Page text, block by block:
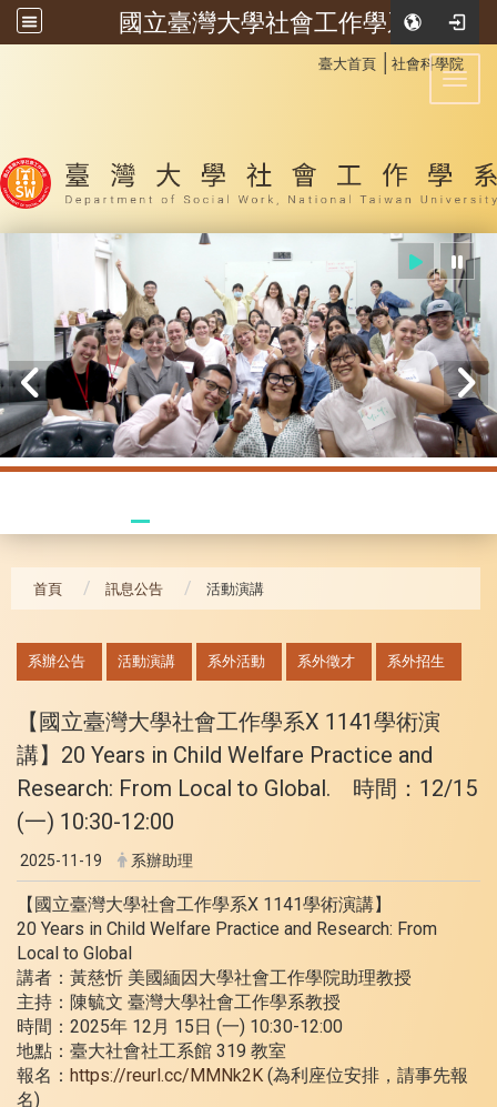
國立臺灣大學社會工作學系
臺大首頁 社會科學院
首頁 訊息公告 活動演講
系辦公告 活動演講 系外活動 系外徵才 系外招生
【國立臺灣大學社會工作學系X 1141學術演
講】20 Years in Child Welfare Practice and
Research: From Local to Global. 時間：12/15
(一) 10:30-12:00
2025-11-19 系辦助理
【國立臺灣大學社會工作學系X 1141學術演講】
20 Years in Child Welfare Practice and Research: From
Local to Global
講者：黃慈忻 美國緬因大學社會工作學院助理教授
主持：陳毓文 臺灣大學社會工作學系教授
時間：2025年 12月 15日 (一) 10:30-12:00
地點：臺大社會社工系館 319 教室
報名： https://reurl.cc/MMNk2K (為利座位安排，請事先報
名)